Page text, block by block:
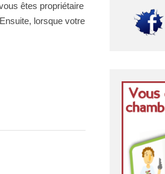
êtes propriétaire
lorsque votre